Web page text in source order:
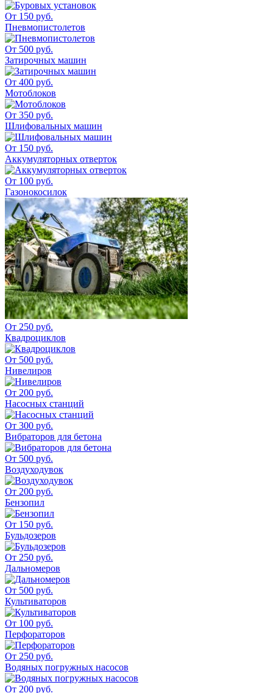
От 150 руб.
Пневмопистолетов
От 500 руб.
Затирочных машин
От 400 руб.
Мотоблоков
От 350 руб.
Шлифовальных машин
От 150 руб.
Аккумуляторных отверток
От 100 руб.
Газонокосилок
От 250 руб.
Квадроциклов
От 500 руб.
Нивелиров
От 200 руб.
Насосных станций
От 300 руб.
Вибраторов для бетона
От 500 руб.
Воздуходувок
От 200 руб.
Бензопил
От 150 руб.
Бульдозеров
От 250 руб.
Дальномеров
От 500 руб.
Культиваторов
От 100 руб.
Перфораторов
От 250 руб.
Водяных погружных насосов
От 200 руб.